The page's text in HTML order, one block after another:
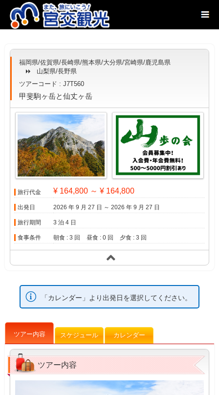
福岡県/佐賀県/長崎県/熊本県/大分県/宮崎県/鹿児島県
山梨県/長野県
ツアーコード : J7T560
甲斐駒ヶ岳と仙丈ヶ岳
旅行代金 ¥ 164,800 ～ ¥ 164,800
出発日 2026 年 9 月 27 日 ～ 2026 年 9 月 27 日
旅行期間 3 泊 4 日
食事条件 朝食 : 3 回 昼食 : 0 回 夕食 : 3 回
「カレンダー」より出発日を選択してください。
ツアー内容 スケジュール カレンダー
ツアー内容